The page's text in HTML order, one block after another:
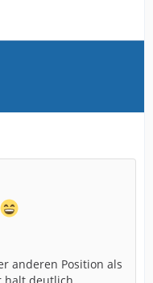
anderen Position als
halt deutlich